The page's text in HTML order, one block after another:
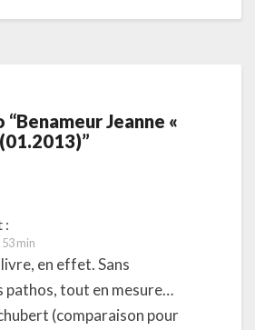
Jeanne «
:
min
en effet. Sans
pathos, tout en mesure…
(comparaison pour